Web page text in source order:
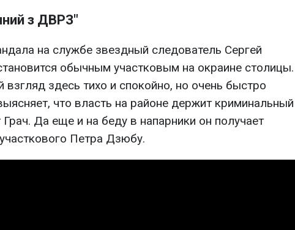
з ДВРЗ"
на службе звездный следователь Сергей
обычным участковым на окраине столицы.
взгляд здесь тихо и спокойно, но очень быстро
что власть на районе держит криминальный
Грач. Да еще и на беду в напарники он получает
Петра Дзюбу.